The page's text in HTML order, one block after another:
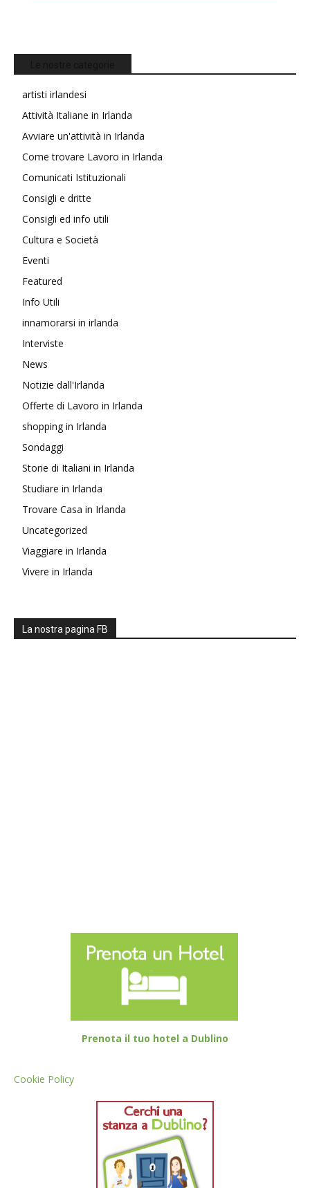
artisti irlandesi
Attività Italiane in Irlanda
Avviare un'attività in Irlanda
Come trovare Lavoro in Irlanda
Comunicati Istituzionali
Consigli e dritte
Consigli ed info utili
Cultura e Società
Eventi
Featured
Info Utili
innamorarsi in irlanda
Interviste
News
Notizie dall'Irlanda
Offerte di Lavoro in Irlanda
shopping in Irlanda
Sondaggi
Storie di Italiani in Irlanda
Studiare in Irlanda
Trovare Casa in Irlanda
Uncategorized
Viaggiare in Irlanda
Vivere in Irlanda
La nostra pagina FB
Prenota il tuo hotel a Dublino
Cookie Policy